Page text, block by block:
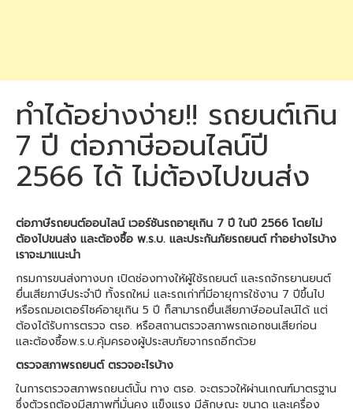
ทำได้อย่างง่าย!! รถยนต์เกิน
7 ปี ต่อภาษีออนไลน์ปี
2566 ได้ ไม่ต้องไปขนส่ง
ต่อภาษีรถยนต์ออนไลน์ เวอร์ชันรถอายุเกิน 7 ปี ในปี 2566 โดยไม่
ต้องไปขนส่ง และต้องซื้อ พ.ร.บ. และประกันภัยรถยนต์ ทำอย่างไรบ้าง
เราจะมาแนะนำ
กรมการขนส่งทางบก เปิดช่องทางให้ผู้ใช้รถยนต์ และรถจักรยานยนต์
ยื่นเสียภาษีประจำปี ทั้งรถใหม่ และรถเก่าที่มีอายุการใช้งาน 7 ปีขึ้นไป
หรือรถมอเตอร์ไซค์อายุเกิน 5 ปี ก็สามารถยื่นเสียภาษีออนไลน์ได้ แต่
ต้องได้รับการตรวจ ตรอ. หรือสถานตรวจสภาพรถเอกชนเสียก่อน
และต้องซื้อพ.ร.บ.คุ้มครองผู้ประสบภัยจากรถอีกด้วย
ตรวจสภาพรถยนต์ ตรวจอะไรบ้าง
ในการตรวจสภาพรถยนต์นั้น ทาง ตรอ. จะตรวจให้ผ่านเกณฑ์มาตรฐาน
ซึ่งตัวรถต้องมีสภาพที่มั่นคง แข็งแรง มีลักษณะ ขนาด และเครื่อง